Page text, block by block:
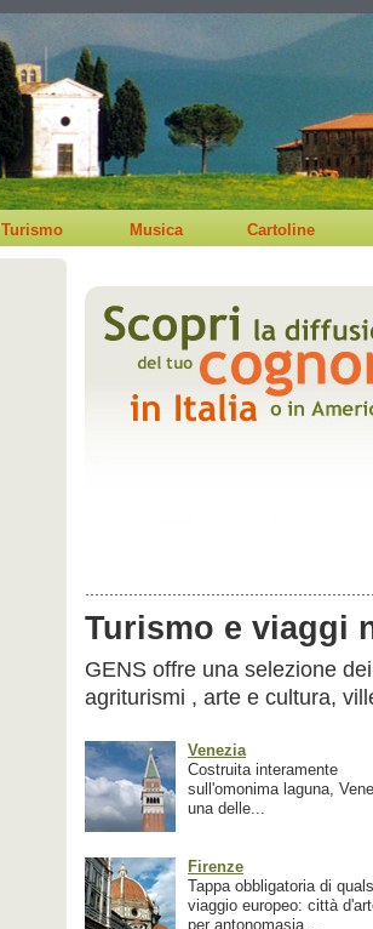
Turismo Musica Cartoline
Turismo e viaggi
GENS offre una selezione
agriturismi , arte e cultura,
Venezia
Costruita interamente
sull'omonima laguna,
una delle...
Firenze
Tappa obbligatoria di
viaggio europeo: città
per antonomasia...